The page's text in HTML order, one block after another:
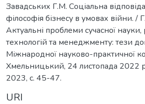
Завадських Г.М. Соціальна
філософія бізнесу в умовах війни. /
Актуальні проблеми сучасної науки,
технологій та менеджменту: тези
Міжнародної науково-практичної
Хмельницький, 24 листопада 2022
2023, с. 45-47.
URI